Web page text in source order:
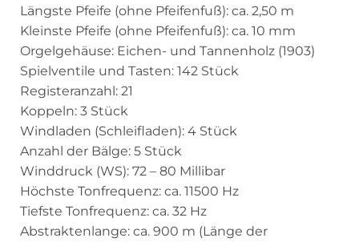
Längste Pfeife (ohne Pfeifenfuß): ca. 2,50 m
Kleinste Pfeife (ohne Pfeifenfuß): ca. 10 mm
Orgelgehäuse: Eichen- und Tannenholz (1903)
Spielventile und Tasten: 142 Stück
Registeranzahl: 21
Koppeln: 3 Stück
Windladen (Schleifladen): 4 Stück
Anzahl der Bälge: 5 Stück
Winddruck (WS): 72 – 80 Millibar
Höchste Tonfrequenz: ca. 11500 Hz
Tiefste Tonfrequenz: ca. 32 Hz
Abstraktenlange: ca. 900 m (Länge der